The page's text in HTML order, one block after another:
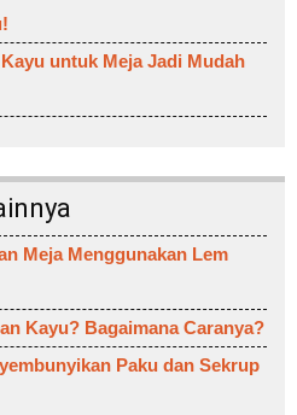
untuk Meja Jadi Mudah
Meja Menggunakan Lem
Kayu? Bagaimana Caranya?
Paku dan Sekrup